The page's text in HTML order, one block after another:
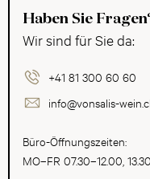
Haben Sie
Wir sind für Sie da:
+41 81 300 60 60
info@vonsalis-
Büro-Öffnungszeiten:
MO–FR 07.30–12.00,